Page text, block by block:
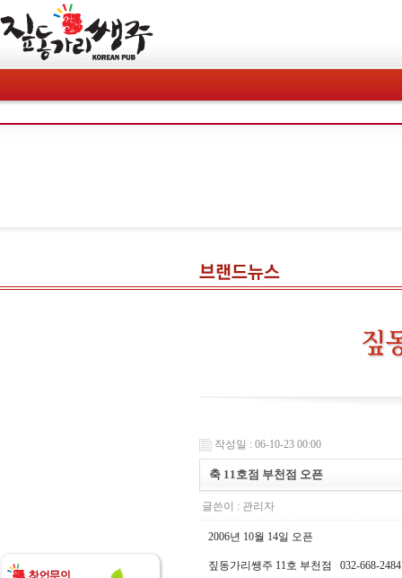
작성일 : 06-10-23 00:00
축 11호점 부천점 오픈
글쓴이 : 관리자
2006년 10월 14일 오픈
짚동가리쌩주 11호 부천점 032-668-2484